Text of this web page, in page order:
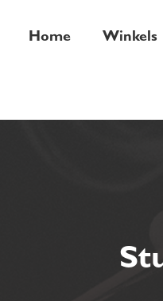
Home Winkels